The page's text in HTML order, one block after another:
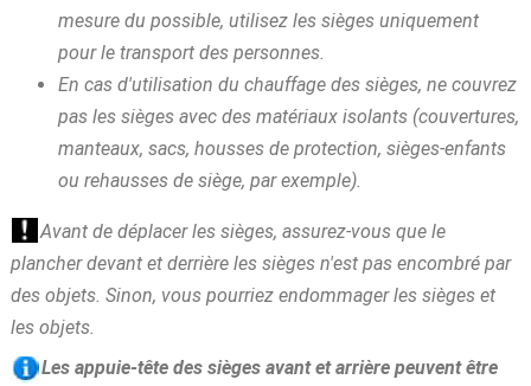
mesure du possible, utilisez les sièges uniquement
pour le transport des personnes.
En cas d'utilisation du chauffage des sièges, ne couvrez
pas les sièges avec des matériaux isolants (couvertures,
manteaux, sacs, housses de protection, sièges-enfants
ou rehausses de siège, par exemple).
Avant de déplacer les sièges, assurez-vous que le
plancher devant et derrière les sièges n'est pas encombré par
des objets. Sinon, vous pourriez endommager les sièges et
les objets.
Les appuie-tête des sièges avant et arrière peuvent être